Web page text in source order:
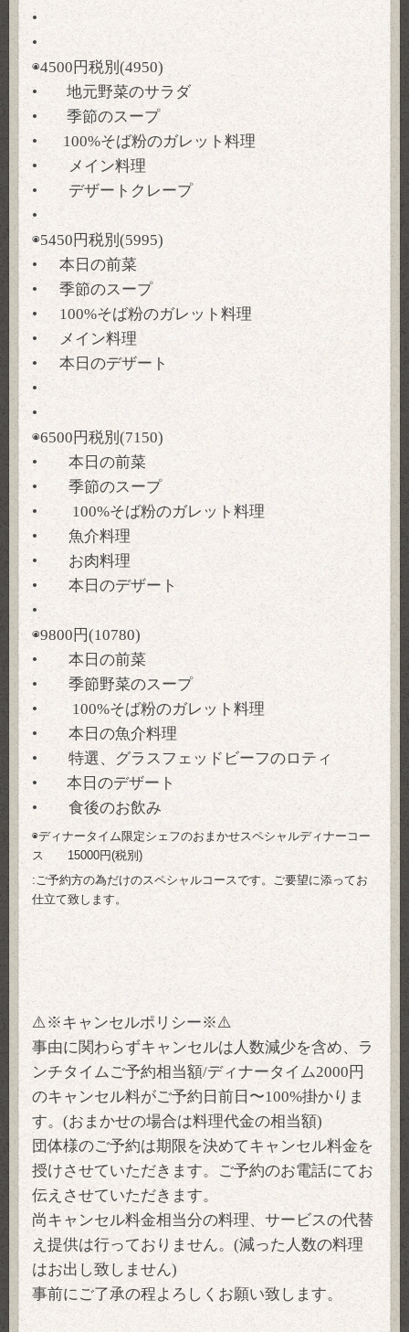
•
•
◉4500円税別(4950)
• 地元野菜のサラダ
• 季節のスープ
• 100%そば粉のガレット料理
• メイン料理
• デザートクレープ
•
◉5450円税別(5995)
• 本日の前菜
• 季節のスープ
• 100%そば粉のガレット料理
• メイン料理
• 本日のデザート
•
•
◉6500円税別(7150)
• 本日の前菜
• 季節のスープ
• 100%そば粉のガレット料理
• 魚介料理
• お肉料理
• 本日のデザート
•
◉9800円(10780)
• 本日の前菜
• 季節野菜のスープ
• 100%そば粉のガレット料理
• 本日の魚介料理
• 特選、グラスフェッドビーフのロティ
• 本日のデザート
• 食後のお飲み
◉ディナータイム限定シェフのおまかせスペシャルディナーコー
ス 15000円(税別)
:ご予約方の為だけのスペシャルコースです。ご要望に添ってお
仕立て致します。
⚠️※キャンセルポリシー※⚠️
事由に関わらずキャンセルは人数減少を含め、ラ
ンチタイムご予約相当額/ディナータイム2000円
のキャンセル料がご予約日前日〜100%掛かりま
す。(おまかせの場合は料理代金の相当額)
団体様のご予約は期限を決めてキャンセル料金を
授けさせていただきます。ご予約のお電話にてお
伝えさせていただきます。
尚キャンセル料金相当分の料理、サービスの代替
え提供は行っておりません。(減った人数の料理
はお出し致しません)
事前にご了承の程よろしくお願い致します。